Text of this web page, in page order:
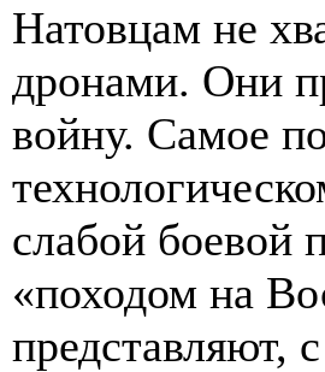
Натовцам не
дронами. Они
войну. Самое
слабой боевой
«походом на
представляют,